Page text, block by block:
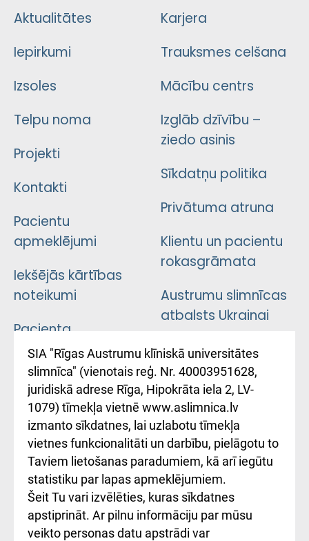
Aktualitātes
Iepirkumi
Izsoles
Telpu noma
Projekti
Kontakti
Pacientu
apmeklējumi
Iekšējās kārtības
noteikumi
Pacienta
atsauksmju/sūdzību
iesniegšanas
kārtība
Kā pie mums nokļūt
Rēķinu apmaksas
ceļvedis
Rekvizīti un
ārstniecības
Karjera
Trauksmes celšana
Mācību centrs
Izglāb dzīvību –
ziedo asinis
Sīkdatņu politika
Privātuma atruna
Klientu un pacientu
rokasgrāmata
Austrumu slimnīcas
atbalsts Ukrainai
Підтримка Східної
лікарні та співпраця з
Україною
SIA "Rīgas Austrumu klīniskā universitātes
slimnīca" (vienotais reģ. Nr. 40003951628,
juridiskā adrese Rīga, Hipokrāta iela 2, LV-
1079) tīmekļa vietnē www.aslimnica.lv
izmanto sīkdatnes, lai uzlabotu tīmekļa
vietnes funkcionalitāti un darbību, pielāgotu to
Taviem lietošanas paradumiem, kā arī iegūtu
statistiku par lapas apmeklējumiem.
Šeit Tu vari izvēlēties, kuras sīkdatnes
apstiprināt. Ar pilnu informāciju par mūsu
veikto personas datu apstrādi var